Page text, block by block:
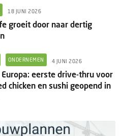
18 JUNI 2026
groeit door naar dertig
ONDERNEMEN 4 JUNI 2026
eerste drive-thru voor
chicken en sushi geopend in